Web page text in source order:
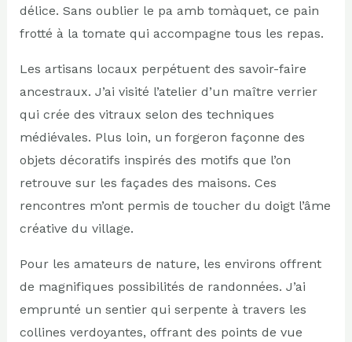
délice. Sans oublier le pa amb tomàquet, ce pain
frotté à la tomate qui accompagne tous les repas.
Les artisans locaux perpétuent des savoir-faire
ancestraux. J’ai visité l’atelier d’un maître verrier
qui crée des vitraux selon des techniques
médiévales. Plus loin, un forgeron façonne des
objets décoratifs inspirés des motifs que l’on
retrouve sur les façades des maisons. Ces
rencontres m’ont permis de toucher du doigt l’âme
créative du village.
Pour les amateurs de nature, les environs offrent
de magnifiques possibilités de randonnées. J’ai
emprunté un sentier qui serpente à travers les
collines verdoyantes, offrant des points de vue